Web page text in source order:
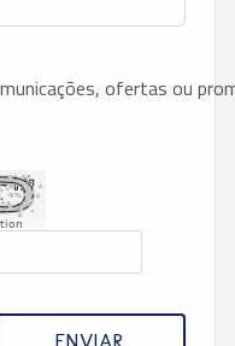
ofertas ou
ENVIAR